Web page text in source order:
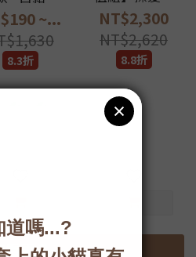
髮巾 ~...
8.3折
器 ╳ 24K黃金
深層頭皮SPA
NT$2,300
NT$2,620
8.8折
看更多